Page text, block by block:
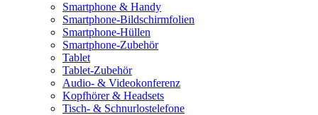
Smartphone & Handy
Smartphone-Bildschirmfolien
Smartphone-Hüllen
Smartphone-Zubehör
Tablet
Tablet-Zubehör
Audio- & Videokonferenz
Kopfhörer & Headsets
Tisch- & Schnurlostelefone